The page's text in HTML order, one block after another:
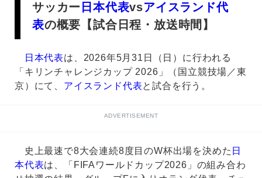
サッカー 日本代表vsアイスランド代
表の概要【試合日程・放送時間】
日本代表は、2026年5月31日（日）に行われる
「キリンチャレンジカップ 2026」（国立競技場／東
京）にて、 アイスランド代表と試合を行う。
ADVERTISEMENT
史上最速で8大会連続8度目のW杯出場を決めた 日
本代表は、「FIFAワールドカップ2026」の組み合わ